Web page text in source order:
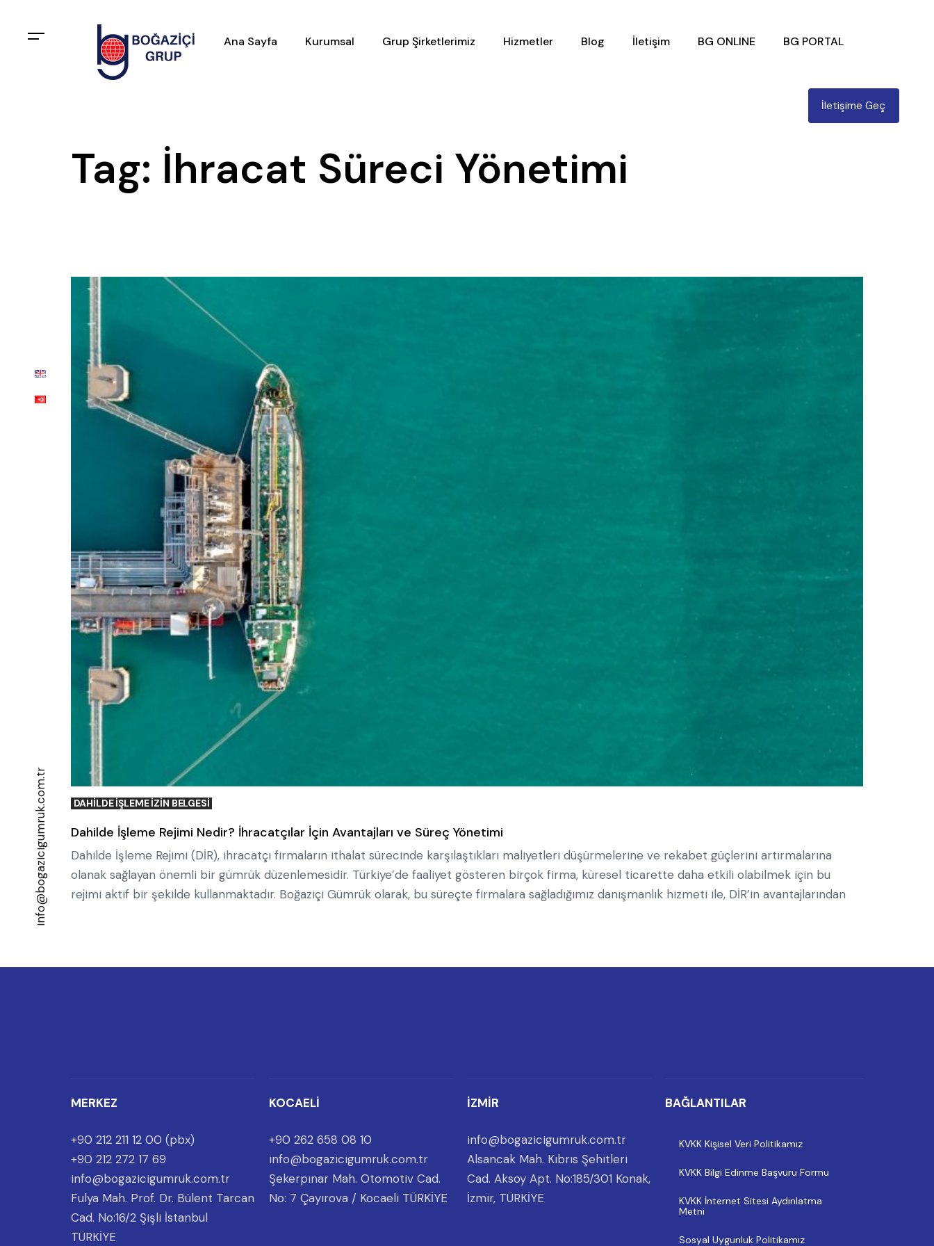
Ana Sayfa Kurumsal Grup Şirketlerimiz Hizmetler Blog İletişim BG ONLINE BG PORTAL
İletişime Geç
info@bogazicigumruk.com.tr
Tag: İhracat Süreci Yönetimi
DAHILDE İŞLEME İZIN BELGESI
Dahilde İşleme Rejimi Nedir? İhracatçılar İçin Avantajları ve Süreç Yönetimi
Dahilde İşleme Rejimi (DİR), ihracatçı firmaların ithalat sürecinde karşılaştıkları maliyetleri düşürmelerine ve rekabet güçlerini artırmalarına
olanak sağlayan önemli bir gümrük düzenlemesidir. Türkiye’de faaliyet gösteren birçok firma, küresel ticarette daha etkili olabilmek için bu
rejimi aktif bir şekilde kullanmaktadır. Boğaziçi Gümrük olarak, bu süreçte firmalara sağladığımız danışmanlık hizmeti ile, DİR’in avantajlarından
MERKEZ
+90 212 211 12 00 (pbx)
+90 212 272 17 69
info@bogazicigumruk.com.tr
Fulya Mah. Prof. Dr. Bülent Tarcan
Cad. No:16/2 Şişli İstanbul
TÜRKİYE
KOCAELİ
+90 262 658 08 10
info@bogazicigumruk.com.tr
Şekerpınar Mah. Otomotiv Cad.
No: 7 Çayırova / Kocaeli TÜRKİYE
İZMİR
info@bogazicigumruk.com.tr
Alsancak Mah. Kıbrıs Şehitleri
Cad. Aksoy Apt. No:185/301 Konak,
İzmir, TÜRKİYE
BAĞLANTILAR
KVKK Kişisel Veri Politikamız
KVKK Bilgi Edinme Başvuru Formu
KVKK İnternet Sitesi Aydınlatma
Metni
Sosyal Uygunluk Politikamız